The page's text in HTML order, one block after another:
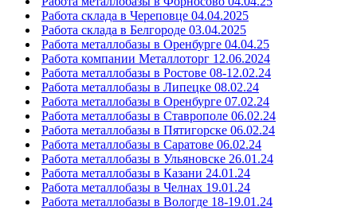
Работа склада в Череповце 04.04.2025
Работа склада в Белгороде 03.04.2025
Работа металлобазы в Оренбурге 04.04.25
Работа компании Металлоторг 12.06.2024
Работа металлобазы в Ростове 08-12.02.24
Работа металлобазы в Липецке 08.02.24
Работа металлобазы в Оренбурге 07.02.24
Работа металлобазы в Ставрополе 06.02.24
Работа металлобазы в Пятигорске 06.02.24
Работа металлобазы в Саратове 06.02.24
Работа металлобазы в Ульяновске 26.01.24
Работа металлобазы в Казани 24.01.24
Работа металлобазы в Челнах 19.01.24
Работа металлобазы в Вологде 18-19.01.24